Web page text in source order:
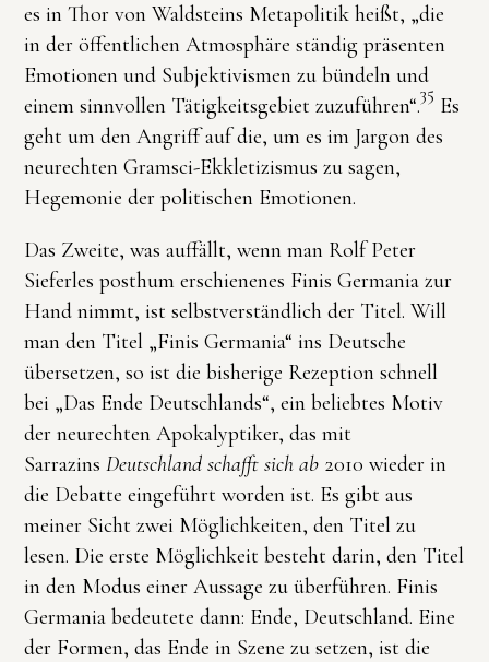
es in Thor von Waldsteins Metapolitik heißt, „die
in der öffentlichen Atmosphäre ständig präsenten
Emotionen und Subjektivismen zu bündeln und
einem sinnvollen Tätigkeitsgebiet zuzuführen“.35 Es
geht um den Angriff auf die, um es im Jargon des
neurechten Gramsci-Ekkletizismus zu sagen,
Hegemonie der politischen Emotionen.
Das Zweite, was auffällt, wenn man Rolf Peter
Sieferles posthum erschienenes Finis Germania zur
Hand nimmt, ist selbstverständlich der Titel. Will
man den Titel „Finis Germania“ ins Deutsche
übersetzen, so ist die bisherige Rezeption schnell
bei „Das Ende Deutschlands“, ein beliebtes Motiv
der neurechten Apokalyptiker, das mit
SarrazinsDeutschland schafft sich ab 2010 wieder in
die Debatte eingeführt worden ist. Es gibt aus
meiner Sicht zwei Möglichkeiten, den Titel zu
lesen. Die erste Möglichkeit besteht darin, den Titel
in den Modus einer Aussage zu überführen. Finis
Germania bedeutete dann: Ende, Deutschland. Eine
der Formen, das Ende in Szene zu setzen, ist die